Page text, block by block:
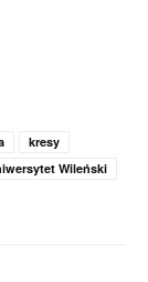
kresy
Wileński